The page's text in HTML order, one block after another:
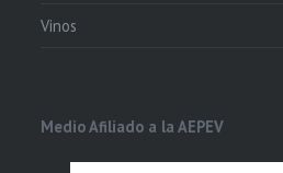
Vinos
Medio Afiliado a la AEPEV